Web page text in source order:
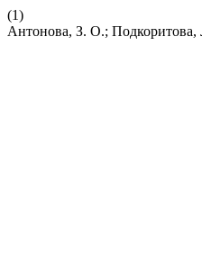
(1)
Антонова, З. О.;